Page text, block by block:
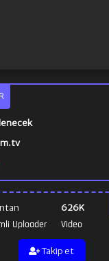
Uploader
626K
Video
Takip et